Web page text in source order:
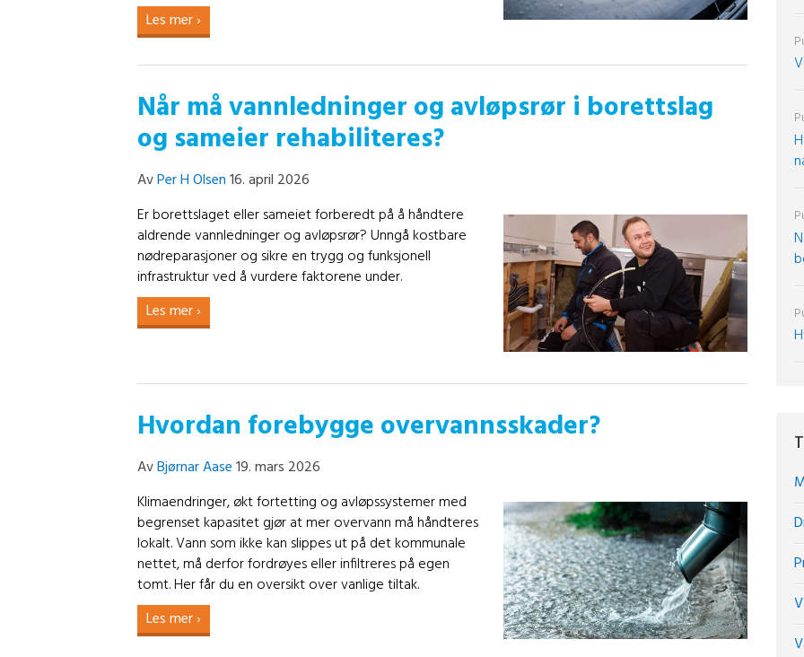
Les mer ›
Når må vannledninger og avløpsrør i borettslag
og sameier rehabiliteres?
AvPer H Olsen16. april 2026
Er borettslaget eller sameiet forberedt på å håndtere
aldrende vannledninger og avløpsrør? Unngå kostbare
nødreparasjoner og sikre en trygg og funksjonell
infrastruktur ved å vurdere faktorene under.
Les mer ›
Hvordan forebygge overvannsskader?
AvBjørnar Aase19. mars 2026
Klimaendringer, økt fortetting og avløpssystemer med
begrenset kapasitet gjør at mer overvann må håndteres
lokalt. Vann som ikke kan slippes ut på det kommunale
nettet, må derfor fordrøyes eller infiltreres på egen
tomt. Her får du en oversikt over vanlige tiltak.
Les mer ›